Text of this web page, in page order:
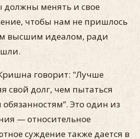
менять и свое
чтобы нам не пришлось
высшим идеалом, ради
говорит: "Лучше
свой долг, чем пытаться
Это один из
— относительное
суждение также дается в